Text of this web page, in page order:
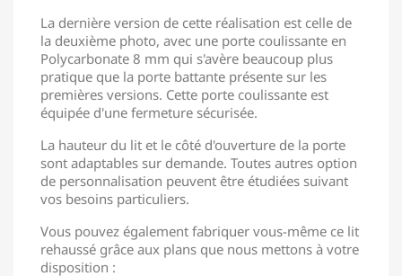
La dernière version de cette réalisation est celle de
la deuxième photo, avec une porte coulissante en
Polycarbonate 8 mm qui s'avère beaucoup plus
pratique que la porte battante présente sur les
premières versions. Cette porte coulissante est
équipée d'une fermeture sécurisée.
La hauteur du lit et le côté d'ouverture de la porte
sont adaptables sur demande. Toutes autres option
de personnalisation peuvent être étudiées suivant
vos besoins particuliers.
Vous pouvez également fabriquer vous-même ce lit
rehaussé grâce aux plans que nous mettons à votre
disposition :